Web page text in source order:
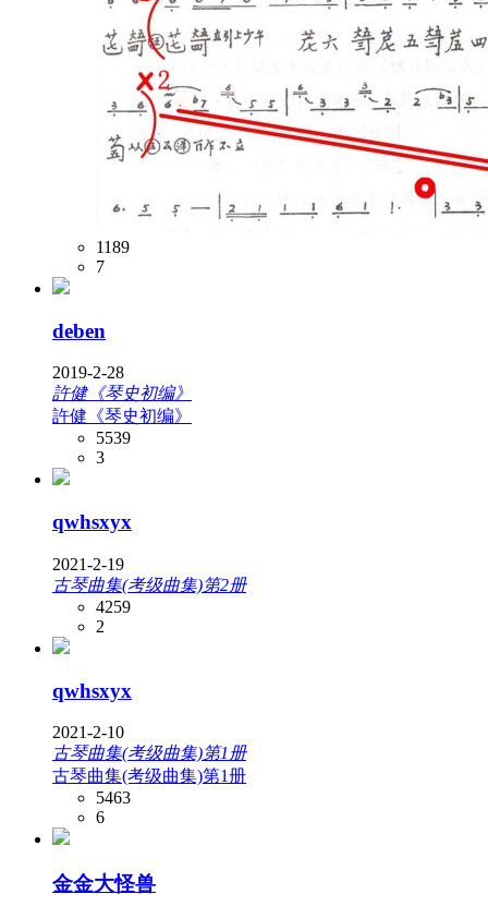
1189
7
deben
2019-2-28
許健《琴史初编》
許健《琴史初编》
5539
3
qwhsxyx
2021-2-19
古琴曲集(考级曲集)第2册
4259
2
qwhsxyx
2021-2-10
古琴曲集(考级曲集)第1册
古琴曲集(考级曲集)第1册
5463
6
金金大怪兽